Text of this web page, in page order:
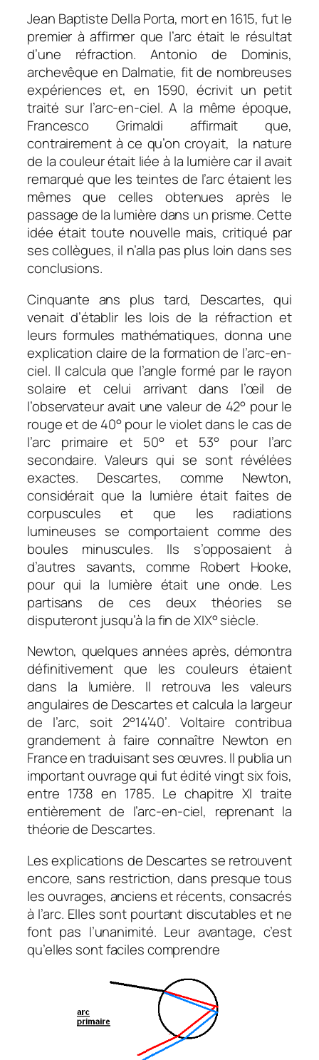
Jean Baptiste Della Porta, mort en 1615, fut le
premier à affirmer que l’arc était le résultat
d’une réfraction. Antonio de Dominis,
archevêque en Dalmatie, fit de nombreuses
expériences et, en 1590, écrivit un petit
traité sur l’arc-en-ciel. A la même époque,
Francesco Grimaldi affirmait que,
contrairement à ce qu’on croyait, la nature
de la couleur était liée à la lumière car il avait
remarqué que les teintes de l’arc étaient les
mêmes que celles obtenues après le
passage de la lumière dans un prisme. Cette
idée était toute nouvelle mais, critiqué par
ses collègues, il n’alla pas plus loin dans ses
conclusions.
Cinquante ans plus tard, Descartes, qui
venait d’établir les lois de la réfraction et
leurs formules mathématiques, donna une
explication claire de la formation de l’arc-en-
ciel. Il calcula que l’angle formé par le rayon
solaire et celui arrivant dans l’œil de
l’observateur avait une valeur de 42° pour le
rouge et de 40° pour le violet dans le cas de
l’arc primaire et 50° et 53° pour l’arc
secondaire. Valeurs qui se sont révélées
exactes. Descartes, comme Newton,
considérait que la lumière était faites de
corpuscules et que les radiations
lumineuses se comportaient comme des
boules minuscules. Ils s’opposaient à
d’autres savants, comme Robert Hooke,
pour qui la lumière était une onde. Les
partisans de ces deux théories se
disputeront jusqu’à la fin de XIX° siècle.
Newton, quelques années après, démontra
définitivement que les couleurs étaient
dans la lumière. Il retrouva les valeurs
angulaires de Descartes et calcula la largeur
de l’arc, soit 2°14’40’. Voltaire contribua
grandement à faire connaître Newton en
France en traduisant ses œuvres. Il publia un
important ouvrage qui fut édité vingt six fois,
entre 1738 en 1785. Le chapitre XI traite
entièrement de l’arc-en-ciel, reprenant la
théorie de Descartes.
Les explications de Descartes se retrouvent
encore, sans restriction, dans presque tous
les ouvrages, anciens et récents, consacrés
à l’arc. Elles sont pourtant discutables et ne
font pas l’unanimité. Leur avantage, c’est
qu’elles sont faciles comprendre